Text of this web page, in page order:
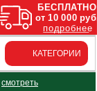
КАТЕГОРИИ
смотреть